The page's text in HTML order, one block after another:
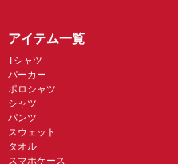
アイテム一覧
Tシャツ
パーカー
ポロシャツ
シャツ
パンツ
スウェット
タオル
スマホケース